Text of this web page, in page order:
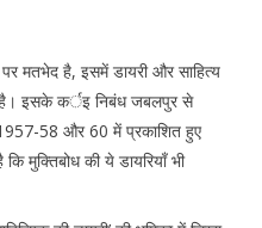
पर मतभेद है, इसमें डायरी और साहित्य
है। इसके कर्इ निबंध जबलपुर से
1957-58 और 60 में प्रकाशित हुए
मुक्तिबोध की ये डायरियाँ भी